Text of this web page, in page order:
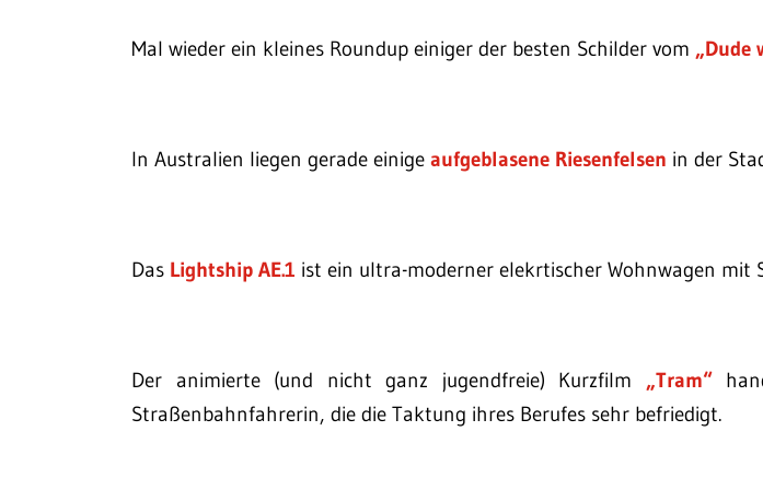
Mal wieder ein kleines Roundup einiger der besten Schilder vom „Dude
In Australien liegen gerade einigeaufgeblasene Riesenfelsen in der
Das Lightship AE.1 ist ein ultra-moderner elekrtischer Wohnwagen mit
Der animierte (und nicht ganz jugendfreie) Kurzfilm „Tram“
Straßenbahnfahrerin, die die Taktung ihres Berufes sehr befriedigt.